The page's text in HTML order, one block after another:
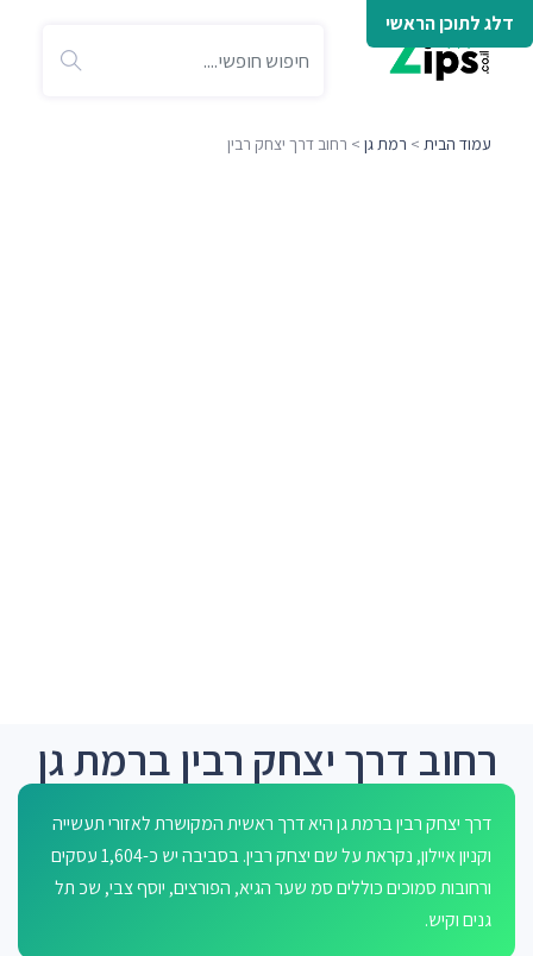
דלג לתוכן הראשי
עמוד הבית > רמת גן > רחוב דרך יצחק רבין
רחוב דרך יצחק רבין ברמת גן
דרך יצחק רבין ברמת גן היא דרך ראשית המקושרת לאזורי תעשייה
וקניון איילון, נקראת על שם יצחק רבין. בסביבה יש כ-1,604 עסקים
ורחובות סמוכים כוללים סמ שער הגיא, הפורצים, יוסף צבי, שכ תל
גנים וקיש.